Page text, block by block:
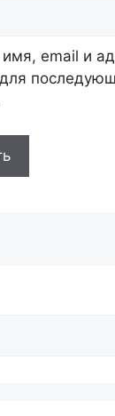
email и